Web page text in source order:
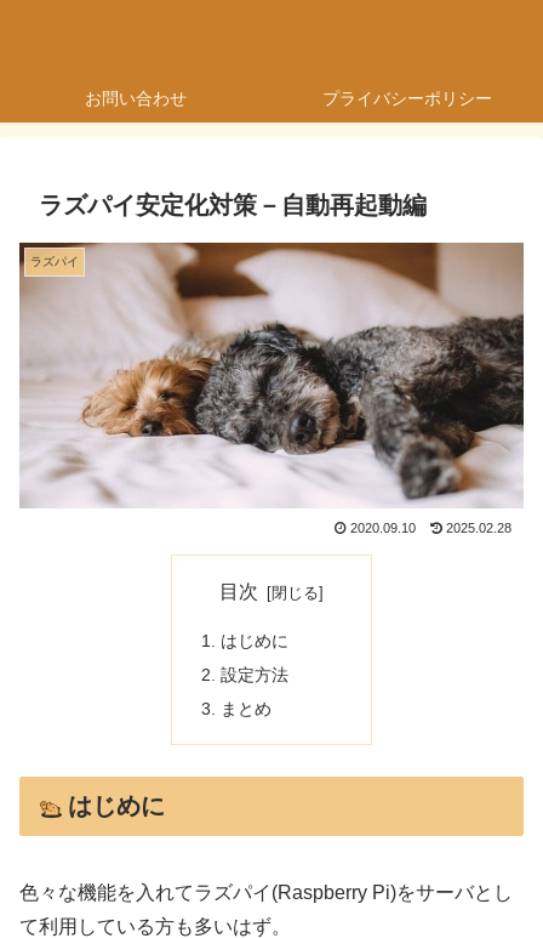
お問い合わせ プライバシーポリシー
ラズパイ安定化対策－自動再起動編
ラズパイ
2020.09.10 2025.02.28
目次
はじめに
設定方法
まとめ
はじめに
色々な機能を入れてラズパイ(Raspberry Pi)をサーバとし
て利用している方も多いはず。